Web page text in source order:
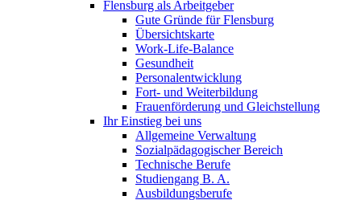
Flensburg als Arbeitgeber
Gute Gründe für Flensburg
Übersichtskarte
Work-Life-Balance
Gesundheit
Personalentwicklung
Fort- und Weiterbildung
Frauenförderung und Gleichstellung
Ihr Einstieg bei uns
Allgemeine Verwaltung
Sozialpädagogischer Bereich
Technische Berufe
Studiengang B. A.
Ausbildungsberufe